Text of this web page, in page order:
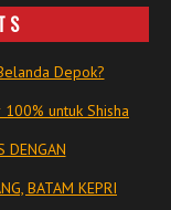
Depok?
untuk Shisha
DENGAN
BATAM KEPRI